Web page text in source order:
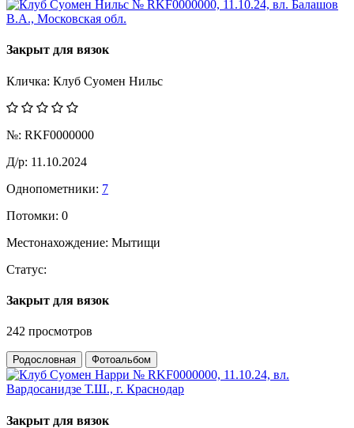
Закрыт для вязок
Кличка: Клуб Суомен Нильс
№: RKF0000000
Д/р: 11.10.2024
Однопометники: 7
Потомки: 0
Местонахождение: Мытищи
Статус:
Закрыт для вязок
242 просмотров
Родословная Фотоальбом
Закрыт для вязок